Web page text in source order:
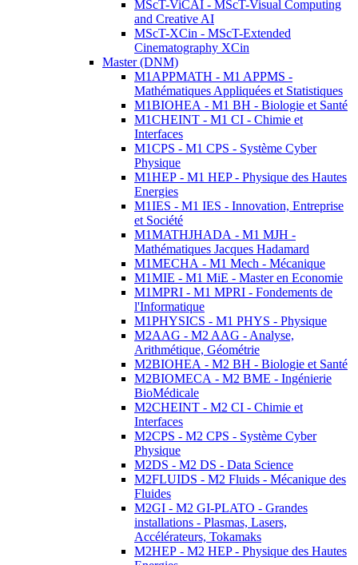
MScT-ViCAI - MScT-Visual Computing
and Creative AI
MScT-XCin - MScT-Extended
Cinematography XCin
Master (DNM)
M1APPMATH - M1 APPMS -
Mathématiques Appliquées et Statistiques
M1BIOHEA - M1 BH - Biologie et Santé
M1CHEINT - M1 CI - Chimie et
Interfaces
M1CPS - M1 CPS - Système Cyber
Physique
M1HEP - M1 HEP - Physique des Hautes
Energies
M1IES - M1 IES - Innovation, Entreprise
et Société
M1MATHJHADA - M1 MJH -
Mathématiques Jacques Hadamard
M1MECHA - M1 Mech - Mécanique
M1MIE - M1 MiE - Master en Economie
M1MPRI - M1 MPRI - Fondements de
l'Informatique
M1PHYSICS - M1 PHYS - Physique
M2AAG - M2 AAG - Analyse,
Arithmétique, Géométrie
M2BIOHEA - M2 BH - Biologie et Santé
M2BIOMECA - M2 BME - Ingénierie
BioMédicale
M2CHEINT - M2 CI - Chimie et
Interfaces
M2CPS - M2 CPS - Système Cyber
Physique
M2DS - M2 DS - Data Science
M2FLUIDS - M2 Fluids - Mécanique des
Fluides
M2GI - M2 GI-PLATO - Grandes
installations - Plasmas, Lasers,
Accélérateurs, Tokamaks
M2HEP - M2 HEP - Physique des Hautes